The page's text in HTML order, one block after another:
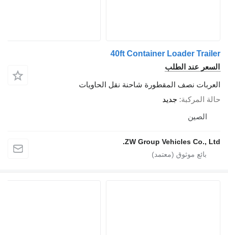
40ft Container Loader
عند الطلب
نصف المقطورة شاحنة نقل الحاويات
جديد
ZW Group Vehicles